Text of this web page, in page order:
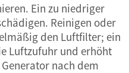
Ein zu niedriger
Reinigen oder
den Luftfilter; ein
Luftzufuhr und erhöht
nach dem